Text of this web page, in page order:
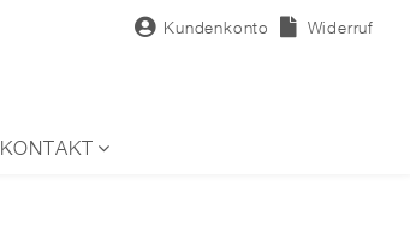
Kundenkonto Widerruf
KONTAKT